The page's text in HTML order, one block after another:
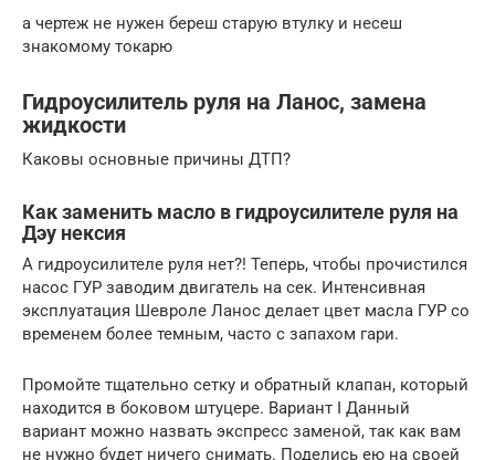
а чертеж не нужен береш старую втулку и несеш
знакомому токарю
Гидроусилитель руля на Ланос, замена
жидкости
Каковы основные причины ДТП?
Как заменить масло в гидроусилителе руля на
Дэу нексия
А гидроусилителе руля нет?! Теперь, чтобы прочистился
насос ГУР заводим двигатель на сек. Интенсивная
эксплуатация Шевроле Ланос делает цвет масла ГУР со
временем более темным, часто с запахом гари.
Промойте тщательно сетку и обратный клапан, который
находится в боковом штуцере. Вариант I Данный
вариант можно назвать экспресс заменой, так как вам
не нужно будет ничего снимать. Поделись ею на своей